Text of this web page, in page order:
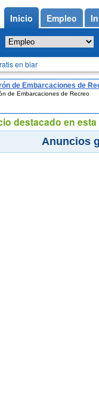
en biar
de Embarcaciones de
de Embarcaciones de Recreo
Anuncios
Inicio Empleo
destacado en